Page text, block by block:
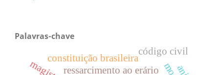
Palavras-chave
ressarcimento ao erário
constituição brasileira
código civil